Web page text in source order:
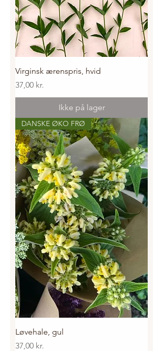
Virginsk ærenspris, hvid
Pris
37,00 kr.
Ikke på lager
DANSKE ØKO FRØ
Løvehale, gul
Pris
37,00 kr.